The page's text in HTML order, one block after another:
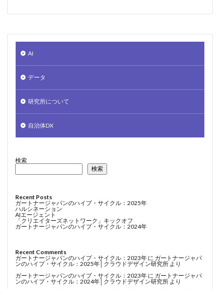
AI
データ
研究所について
自治体DX
検索
検索
Recent Posts
ガートナージャパンのハイプ・サイクル：2025年
ハルシネーション
AIエージェント
「クリエイターズネットワーク」キックオフ
ガートナージャパンのハイプ・サイクル：2024年
Recent Comments
ガートナージャパンのハイプ・サイクル：2023年 に ガートナージャパ
ンのハイプ・サイクル：2025年│クラウドデザイン研究所 より
ガートナージャパンのハイプ・サイクル：2023年 に ガートナージャパ
ンのハイプ・サイクル：2024年│クラウドデザイン研究所 より